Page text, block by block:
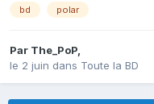
bd polar
Par The_PoP,
le 2 juin dans Toute la BD